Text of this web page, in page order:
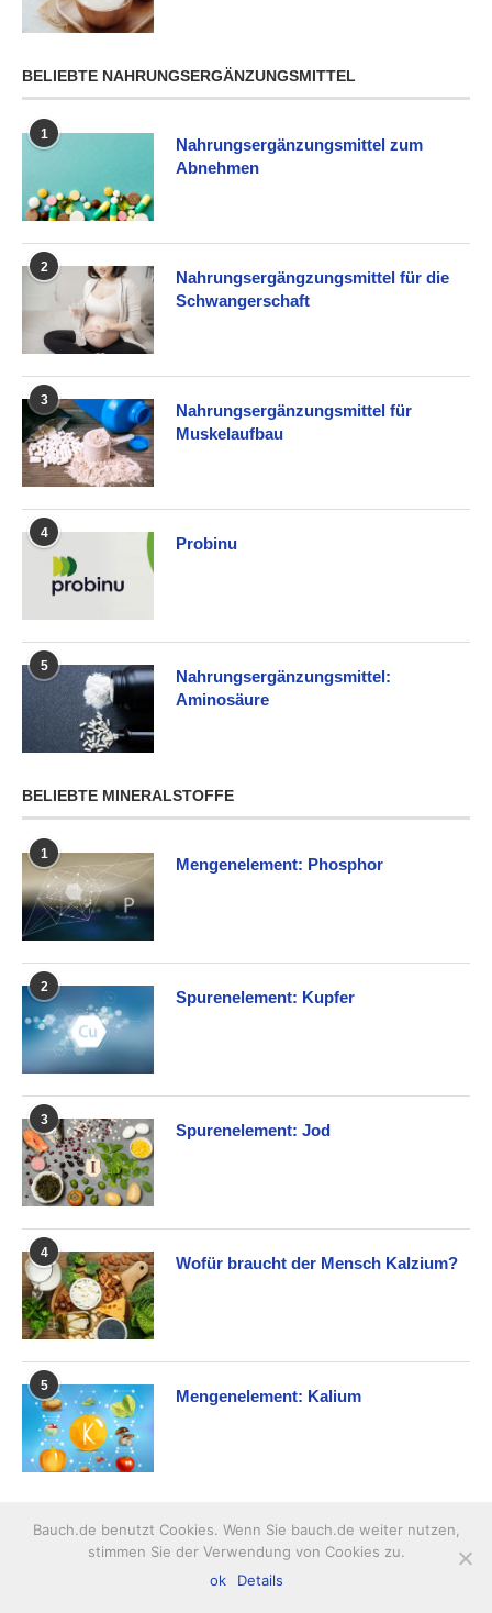
BELIEBTE NAHRUNGSERGÄNZUNGSMITTEL
1
Nahrungsergänzungsmittel zum
Abnehmen
2
Nahrungsergängzungsmittel für die
Schwangerschaft
3
Nahrungsergänzungsmittel für
Muskelaufbau
4
Probinu
5
Nahrungsergänzungsmittel:
Aminosäure
BELIEBTE MINERALSTOFFE
1
Mengenelement: Phosphor
2
Spurenelement: Kupfer
3
Spurenelement: Jod
4
Wofür braucht der Mensch Kalzium?
5
Mengenelement: Kalium
Bauch.de benutzt Cookies. Wenn Sie bauch.de weiter nutzen,
stimmen Sie der Verwendung von Cookies zu.
ok
Details